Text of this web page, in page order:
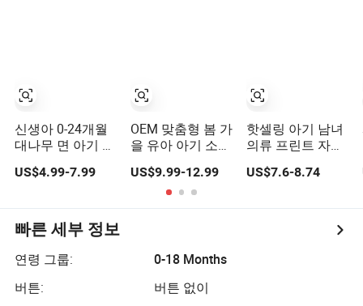
신생아 0-24개월
대나무 면 아기 바
아기 점프수트 멋
퍼 풋이 롬퍼
US$4.99-7.99
OEM 맞춤형 봄 가
을 유아 아기 소녀
트 롬퍼
US$9.99-12.99
핫셀링 아기 남녀
의류 프린트 자석
발목 바지 아기 대
US$7.6-8.74
빠른 세부 정보
연령 그룹:
0-18 Months
버튼:
버튼 없이